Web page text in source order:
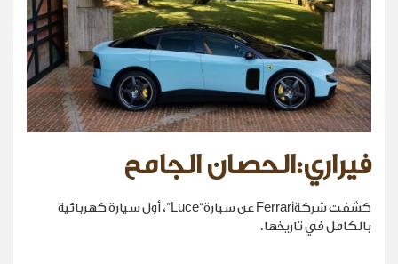
فيراري:الحصان الجامح
كشفت شركةFerrari عن سيارة“Luce”، أول سيارة كهربائية
بالكامل في تاريخها.